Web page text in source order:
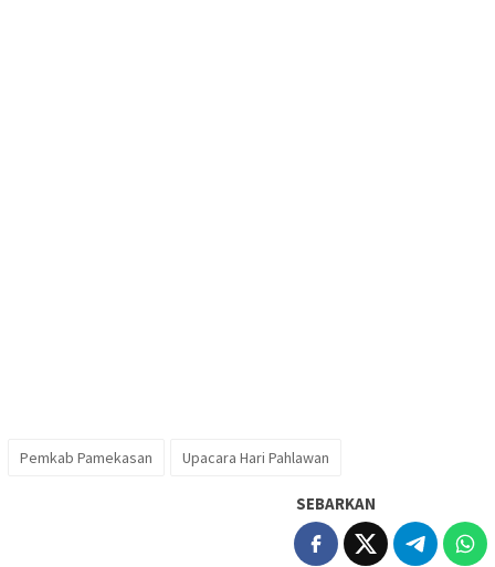
Pemkab Pamekasan Upacara Hari Pahlawan
SEBARKAN